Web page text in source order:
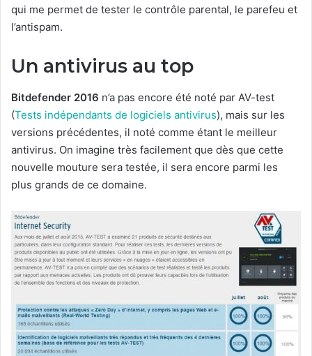
qui me permet de tester le contrôle parental, le parefeu et
l’antispam.
Un antivirus au top
Bitdefender 2016 n’a pas encore été noté par AV-test
(Tests indépendants de logiciels antivirus), mais sur les
versions précédentes, il noté comme étant le meilleur
antivirus. On imagine très facilement que dès que cette
nouvelle mouture sera testée, il sera encore parmi les
plus grands de ce domaine.